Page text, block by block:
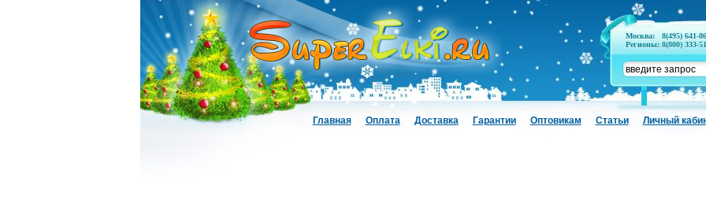
Москва:
8(495) 641-
Регионы: 8(800) 333-
Главная Оплата Доставка Гарантии Оптовикам Статьи Личный